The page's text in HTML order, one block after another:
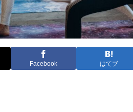
Facebook はてブ